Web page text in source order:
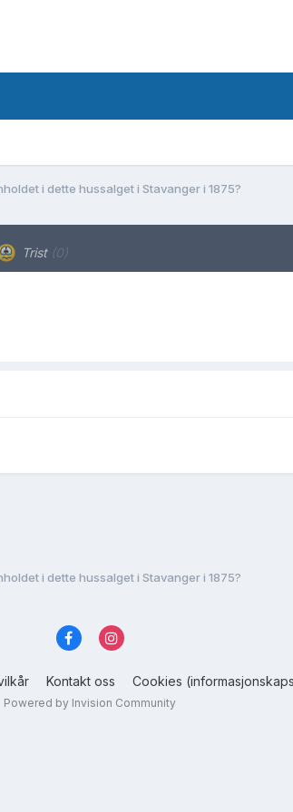
i dette hussalget i Stavanger i 1875?
Trist (0)
i dette hussalget i Stavanger i 1875?
Kontakt oss Cookies
Powered by Invision Community